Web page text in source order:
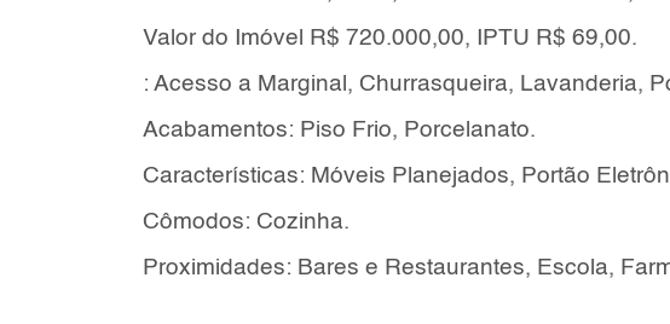
Valor do Imóvel R$ 720.000,00, IPTU R$ 69,00.
: Acesso a Marginal, Churrasqueira, Lavanderia,
Acabamentos: Piso Frio, Porcelanato.
Características: Móveis Planejados, Portão
Cômodos: Cozinha.
Proximidades: Bares e Restaurantes, Escola,